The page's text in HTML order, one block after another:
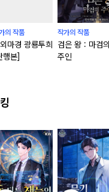
의 작품
마경 광룡투희
행본]
작가의 작품
검은 왕 : 마검의
주인